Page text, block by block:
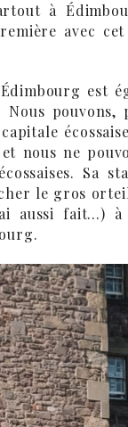
à
avec
est
nous ne
Sa
le gros
aussi fait…)